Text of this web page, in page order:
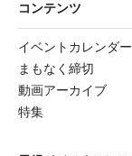
コンテンツ
イベントカレンダー
まもなく締切
動画アーカイブ
特集